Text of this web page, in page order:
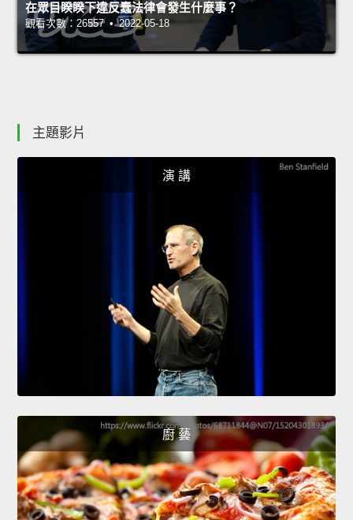
在眾目睽睽下違反蠢法律會發生什麼事？
觀看次數：26557 • 2022-05-18
主題影片
演 講
廚 藝